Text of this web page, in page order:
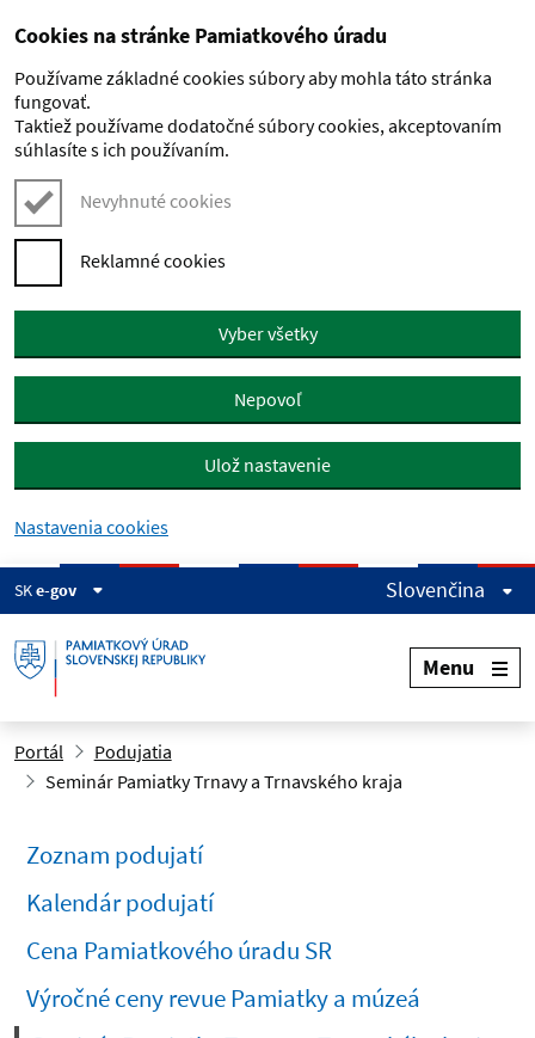
Preskočiť na hlavný obsah
Cookies na stránke Pamiatkového úradu
Používame základné cookies súbory aby mohla táto stránka
fungovať.
Taktiež používame dodatočné súbory cookies, akceptovaním
súhlasíte s ich používaním.
Nevyhnuté cookies
Reklamné cookies
Vyber všetky
Nepovoľ
Ulož nastavenie
Nastavenia cookies
SKe-gov Slovenčina
Menu
Portál
Podujatia
Seminár Pamiatky Trnavy a Trnavského kraja
Zoznam podujatí
Kalendár podujatí
Cena Pamiatkového úradu SR
Výročné ceny revue Pamiatky a múzeá